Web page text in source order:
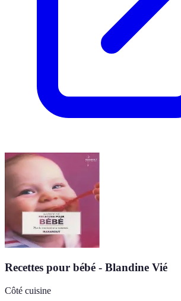
Recettes pour bébé - Blandine Vié
Côté cuisine